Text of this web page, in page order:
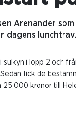
Arenander
dagens lunchtrav.
sulkyn i lopp 2 och
fick de
25 000 kronor till